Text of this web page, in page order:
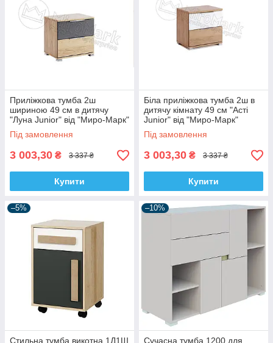
Приліжкова тумба 2ш
шириною 49 см в дитячу
"Луна Junior" від "Миро-Марк"
Під замовлення
3 003,30 ₴ 3 337 ₴
Купити
Біла приліжкова тумба 2ш в
дитячу кімнату 49 см "Асті
Junior" від "Миро-Марк"
Під замовлення
3 003,30 ₴ 3 337 ₴
Купити
–5%
Стильна тумба викотна 1Д1Ш
–10%
Сучасна тумба 1200 для